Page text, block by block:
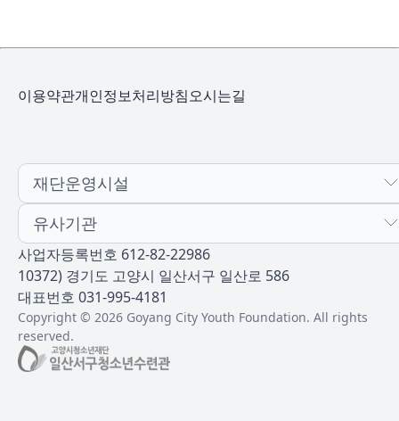
사업자등록번호 612-82-22986
10372) 경기도 고양시 일산서구 일산로 586
대표번호 031-995-4181
Copyright © 2026 Goyang City Youth Foundation. All rights
reserved.
이용약관개인정보처리방침오시는길
재단운영시설
유사기관